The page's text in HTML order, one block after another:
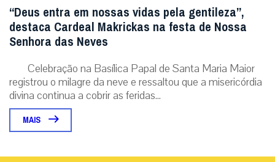
“Deus entra em nossas vidas pela gentileza”,
destaca Cardeal Makrickas na festa de Nossa
Senhora das Neves
Celebração na Basílica Papal de Santa Maria Maior
registrou o milagre da neve e ressaltou que a misericórdia
divina continua a cobrir as feridas...
MAIS